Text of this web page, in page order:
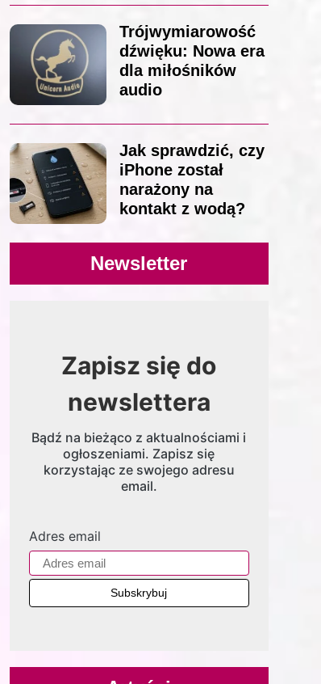
Trójwymiarowość
dźwięku: Nowa era
dla miłośników
audio
Jak sprawdzić, czy
iPhone został
narażony na
kontakt z wodą?
Newsletter
Zapisz się do
newslettera
Bądź na bieżąco z aktualnościami i
ogłoszeniami. Zapisz się
korzystając ze swojego adresu
email.
Adres email